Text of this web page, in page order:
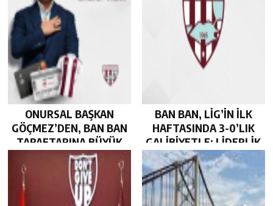
ONURSAL BAŞKAN
GÖÇMEZ’DEN, BAN BAN
TARAFTARINA BÜYÜK
JEST…
BAN BAN, LİG’İN İLK
HAFTASINDA 3-0’LIK
GALİBİYETLE; LİDERLİK
KOLTUĞUNDA…